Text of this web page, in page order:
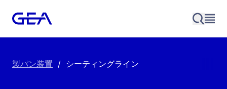
製パン装置 / シーティングライン